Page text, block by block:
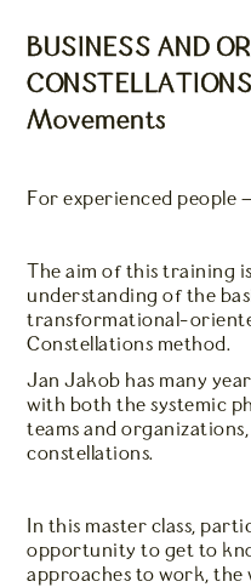
BUSINESS AND
Movements
For experienced people
The aim of this training
understanding of the
transformational-
Constellations method.
Jan Jakob has many
with both the systemic
teams and
constellations.
In this master class,
opportunity to get to
approaches to work, the